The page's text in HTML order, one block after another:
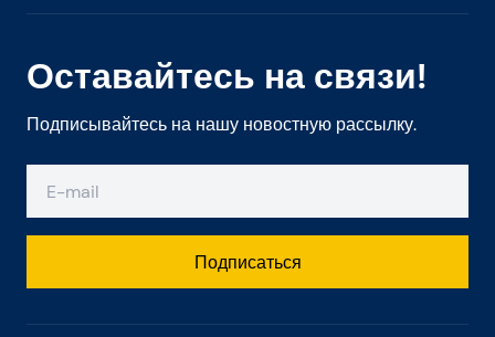
Оставайтесь на связи!
Подписывайтесь на нашу новостную рассылку.
Подписаться